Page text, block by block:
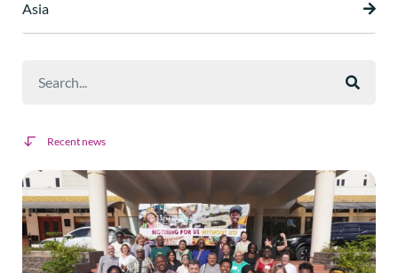
Asia
Recent news